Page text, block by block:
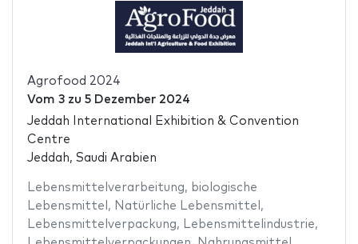
Agrofood 2024
Vom 3zu 5 Dezember 2024
Jeddah International Exhibition & Convention
Centre
Jeddah, Saudi Arabien
Lebensmittelverarbeitung, biologische
Lebensmittel , Natürliche Lebensmittel ,
Lebensmittelverpackung, Lebensmittelindustrie,